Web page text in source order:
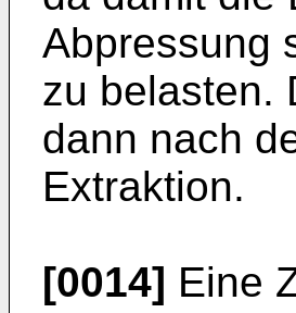
Abpressung
zu belasten.
dann nach
Extraktion.
[0014] Eine